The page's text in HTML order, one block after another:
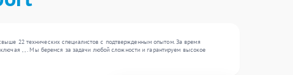
22 технических специалистов с подтвержденным опытом. За время
, , . Мы беремся за задачи любой сложности и гарантируем высокое